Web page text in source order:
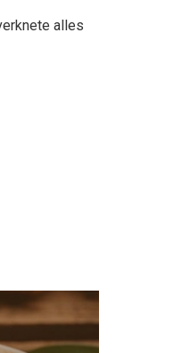
alles